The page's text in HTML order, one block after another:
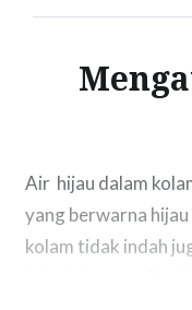
Air hijau dalam
yang berwarna
kolam tidak indah